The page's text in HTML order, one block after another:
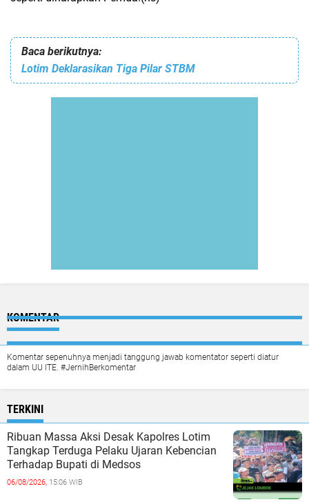
Baca berikutnya:
Lotim Deklarasikan Tiga Pilar STBM
KOMENTAR
Komentar sepenuhnya menjadi tanggung jawab komentator seperti diatur
dalam UU ITE. #JernihBerkomentar
TERKINI
Ribuan Massa Aksi Desak Kapolres Lotim
Tangkap Terduga Pelaku Ujaran Kebencian
Terhadap Bupati di Medsos
06/08/2026, 15:06 WIB